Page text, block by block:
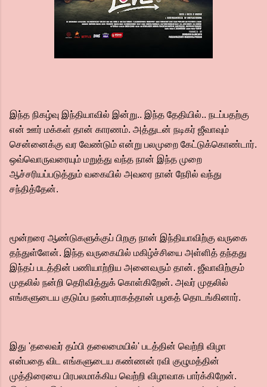
இந்த நிகழ்வு இந்தியாவில் இன்று.. இந்த தேதியில்.. நடப்பதற்கு
என் ஊர் மக்கள் தான் காரணம். அத்துடன் நடிகர் ஜீவாவும்
சென்னைக்கு வர வேண்டும் என்று பலமுறை கேட்டுக்கொண்டார்.
ஒவ்வொருவரையும் மறுத்து வந்த நான் இந்த முறை
ஆச்சரியப்படுத்தும் வகையில் அவரை நான் நேரில் வந்து
சந்தித்தேன்.
மூன்றரை ஆண்டுகளுக்குப் பிறகு நான் இந்தியாவிற்கு வருகை
தந்துள்ளேன். இந்த வருகையில் மகிழ்ச்சியை அள்ளித் தந்தது
இந்தப் படத்தின் பணியாற்றிய அனைவரும் தான். ஜீவாவிற்கும்
முதலில் நன்றி தெரிவித்துக் கொள்கிறேன். அவர் முதலில்
எங்களுடைய குடும்ப நண்பராகத்தான் பழகத் தொடங்கினார்.
இது 'தலைவர் தம்பி தலைமையில்' படத்தின் வெற்றி விழா
என்பதை விட எங்களுடைய கண்ணன் ரவி குழுமத்தின்
முத்திரையை பிரபலமாக்கிய வெற்றி விழாவாக பார்க்கிறேன்.